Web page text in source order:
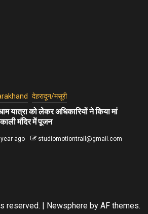
देहरादून/मसूरी
यात्रा को लेकर अधिकारियों ने किया मां
मंदिर में पूजन
year ago studiomotiontrail@gmail.com
reserved. Newsphere by AF themes.